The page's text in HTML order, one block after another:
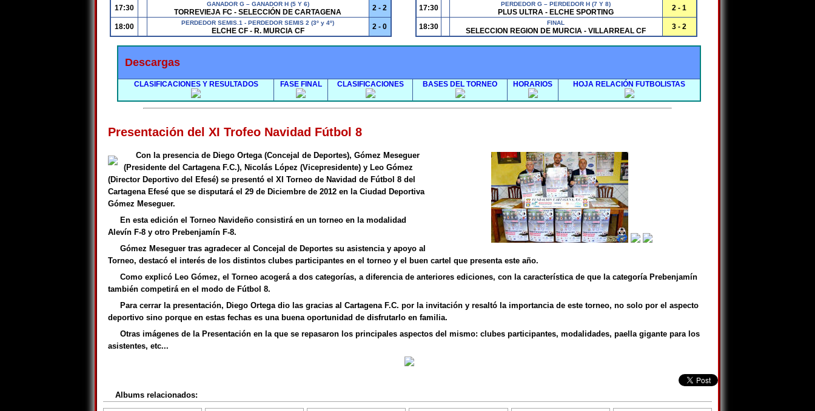
17:30 GANADOR G – GANADOR H (5 Y 6)
TORREVIEJA FC - SELECCIÓN DE CARTAGENA 2 - 2
18:00 PERDEDOR SEMIS.1 - PERDEDOR SEMIS 2 (3º y 4º)
ELCHE CF - R. MURCIA CF 2 - 0
17:30 PERDEDOR G – PERDEDOR H (7 Y 8)
PLUS ULTRA - ELCHE SPORTING 2 - 1
18:30 FINAL
SELECCION REGION DE MURCIA - VILLARREAL CF 3 - 2
Descargas
CLASIFICACIONES Y RESULTADOS FASE FINAL CLASIFICACIONES BASES DEL TORNEO HORARIOS HOJA RELACIÓN FUTBOLISTAS
Presentación del XI Trofeo Navidad Fútbol 8
Con la presencia de Diego Ortega (Concejal de Deportes), Gómez Meseguer
(Presidente del Cartagena F.C.), Nicolás López (Vicepresidente) y Leo Gómez
(Director Deportivo del Efesé) se presentó el XI Torneo de Navidad de Fútbol 8 del
Cartagena Efesé que se disputará el 29 de Diciembre de 2012 en la Ciudad Deportiva
Gómez Meseguer.
En esta edición el Torneo Navideño consistirá en un torneo en la modalidad
Alevín F-8 y otro Prebenjamín F-8.
Gómez Meseguer tras agradecer al Concejal de Deportes su asistencia y apoyo al
Torneo, destacó el interés de los distintos clubes participantes en el torneo y el buen cartel que presenta este año.
Como explicó Leo Gómez, el Torneo acogerá a dos categorías, a diferencia de anteriores ediciones, con la característica de que la categoría Prebenjamín
también competirá en el modo de Fútbol 8.
Para cerrar la presentación, Diego Ortega dio las gracias al Cartagena F.C. por la invitación y resaltó la importancia de este torneo, no solo por el aspecto
deportivo sino porque en estas fechas es una buena oportunidad de disfrutarlo en familia.
Otras imágenes de la Presentación en la que se repasaron los principales aspectos del mismo: clubes participantes, modalidades, paella gigante para los
asistentes, etc...
Albums relacionados: